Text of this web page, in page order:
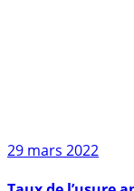
29 mars 2022